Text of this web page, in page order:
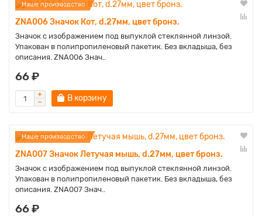
Наше производство
ZNA006 Значок Кот, d.27мм, цвет бронз.
Значок с изображением под выпуклой стеклянной линзой.
Упакован в полипропиленовый пакетик. Без вкладыша, без
описания. ZNA006 Знач..
66 ₽
В корзину
Наше производство
ZNA007 Значок Летучая мышь, d.27мм, цвет бронз.
Значок с изображением под выпуклой стеклянной линзой.
Упакован в полипропиленовый пакетик. Без вкладыша, без
описания. ZNA007 Знач..
66 ₽